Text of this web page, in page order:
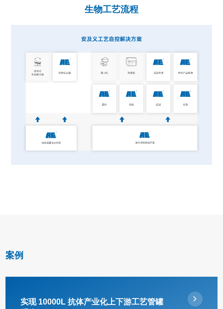
生物工艺流程
案例
实现 10000L 抗体产业化上下游工艺管罐